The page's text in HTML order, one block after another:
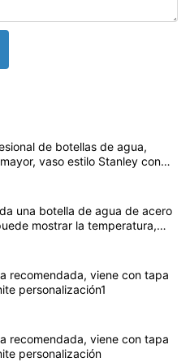
de botellas de agua,
vaso estilo Stanley con
una botella de agua de acero
mostrar la temperatura,
del agua en la botella,
recomendada, viene con tapa
personalización1
recomendada, viene con tapa
personalización